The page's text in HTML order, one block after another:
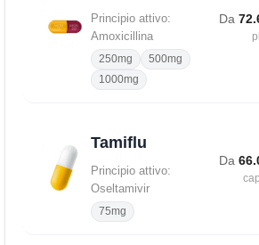
Principio attivo:
Amoxicillina
250mg
500mg
1000mg
Da
Tamiflu
Principio attivo:
Oseltamivir
75mg
Da